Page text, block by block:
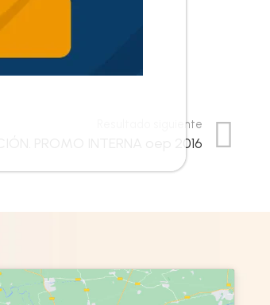
Resultado siguiente
PROMO INTERNA oep 2016